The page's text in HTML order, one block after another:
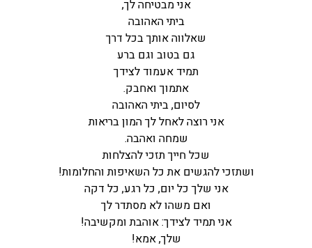
אני מבטיחה לך,
ביתי האהובה
שאלווה אותך בכל דרך
גם בטוב וגם ברע
תמיד אעמוד לצידך
אתמוך ואחבק.
לסיום, ביתי האהובה
אני רוצה לאחל לך המון בריאות
שמחה ואהבה.
שכל חייך תזכי להצלחות
ושתזכי להגשים את כל השאיפות והחלומות!
אני שלך כל יום, כל רגע, כל דקה
ואם משהו לא מסתדר לך
אני תמיד לצידך: אוהבת ומקשיבה!
שלך, אמא!